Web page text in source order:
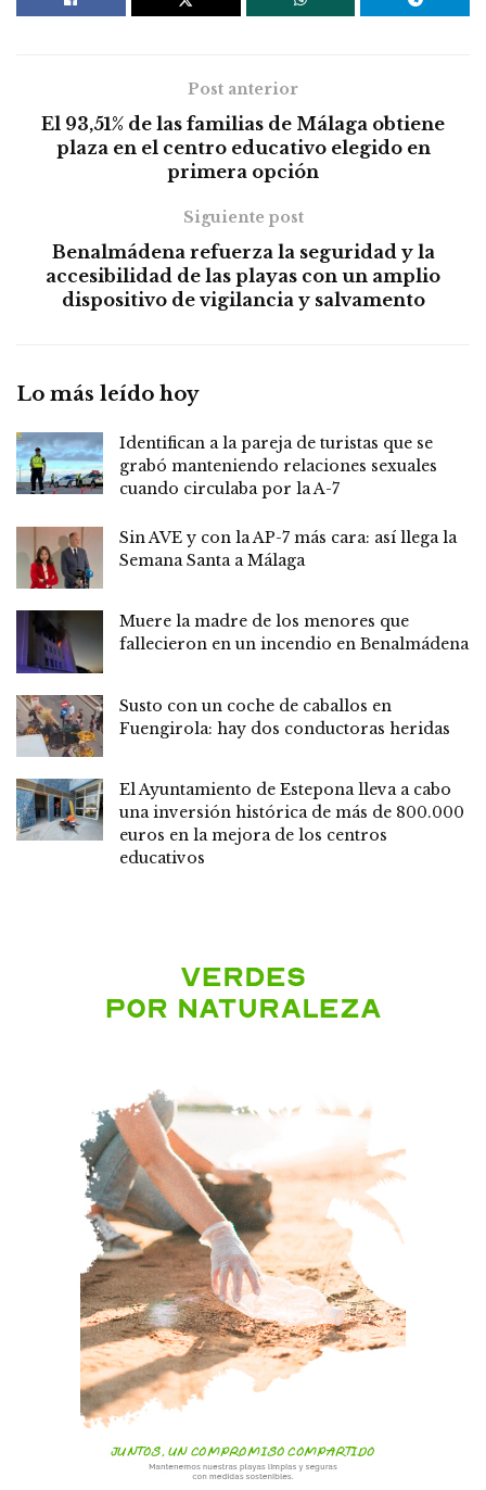
Post anterior
El 93,51% de las familias de Málaga obtiene
plaza en el centro educativo elegido en
primera opción
Siguiente post
Benalmádena refuerza la seguridad y la
accesibilidad de las playas con un amplio
dispositivo de vigilancia y salvamento
Lo más leído hoy
Identifican a la pareja de turistas que se
grabó manteniendo relaciones sexuales
cuando circulaba por la A-7
Sin AVE y con la AP-7 más cara: así llega la
Semana Santa a Málaga
Muere la madre de los menores que
fallecieron en un incendio en Benalmádena
Susto con un coche de caballos en
Fuengirola: hay dos conductoras heridas
El Ayuntamiento de Estepona lleva a cabo
una inversión histórica de más de 800.000
euros en la mejora de los centros
educativos